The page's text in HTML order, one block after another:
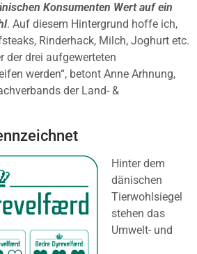
Konsumenten Wert auf ein
. Auf diesem Hintergrund hoffe ich,
Rinderhack, Milch, Joghurt etc.
der drei aufgewerteten
werden“, betont Anne Arhnung,
der Land- &
Hinter dem
dänischen
Tierwohlsiegel
stehen das
Umwelt- und